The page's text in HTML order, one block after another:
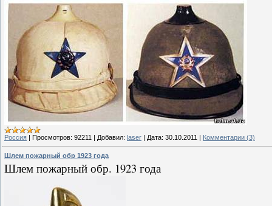
Россия | Просмотров: 92211 | Добавил: laser | Дата: 30.10.2011 | Комментарии (3)
Шлем пожарный обр 1923 года
Шлем пожарный обр. 1923 года